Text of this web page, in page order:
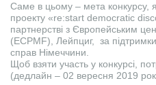
Саме в цьому – мета конкурсу,
проекту «re:start democratic
партнерстві з Європейським
(ECPMF), Лейпциг, за
справ Німеччини.
Щоб взяти участь у конкурсі,
(дедлайн – 02 вересня 2019